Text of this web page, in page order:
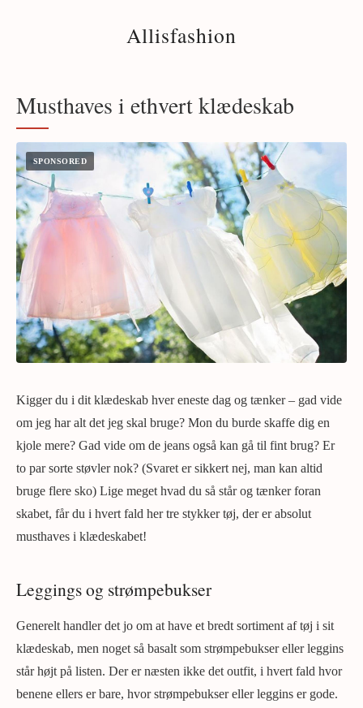
Allisfashion
Musthaves i ethvert klædeskab
Kigger du i dit klædeskab hver eneste dag og tænker – gad vide
om jeg har alt det jeg skal bruge? Mon du burde skaffe dig en
kjole mere? Gad vide om de jeans også kan gå til fint brug? Er
to par sorte støvler nok? (Svaret er sikkert nej, man kan altid
bruge flere sko) Lige meget hvad du så står og tænker foran
skabet, får du i hvert fald her tre stykker tøj, der er absolut
musthaves i klædeskabet!
Leggings og strømpebukser
Generelt handler det jo om at have et bredt sortiment af tøj i sit
klædeskab, men noget så basalt som strømpebukser eller leggins
står højt på listen. Der er næsten ikke det outfit, i hvert fald hvor
benene ellers er bare, hvor strømpebukser eller leggins er gode.